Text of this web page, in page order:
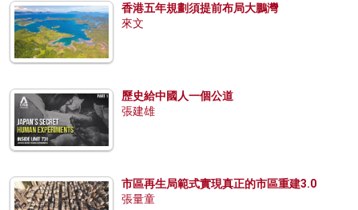
香港五年規劃須提前布局大鵬灣
來文
歷史給中國人一個公道
張建雄
市區再生局範式實現真正的市區重建3.0
張量童